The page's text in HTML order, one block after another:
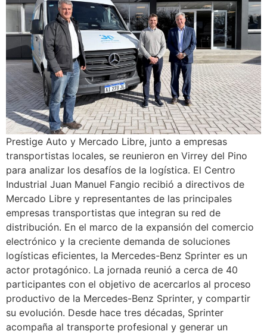
Prestige Auto y Mercado Libre, junto a empresas
transportistas locales, se reunieron en Virrey del Pino
para analizar los desafíos de la logística. El Centro
Industrial Juan Manuel Fangio recibió a directivos de
Mercado Libre y representantes de las principales
empresas transportistas que integran su red de
distribución. En el marco de la expansión del comercio
electrónico y la creciente demanda de soluciones
logísticas eficientes, la Mercedes-Benz Sprinter es un
actor protagónico. La jornada reunió a cerca de 40
participantes con el objetivo de acercarlos al proceso
productivo de la Mercedes-Benz Sprinter, y compartir
su evolución. Desde hace tres décadas, Sprinter
acompaña al transporte profesional y generar un